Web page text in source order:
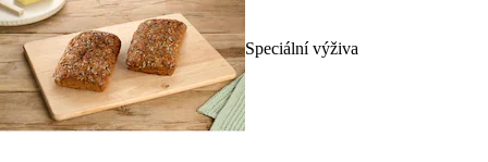
Speciální výživa